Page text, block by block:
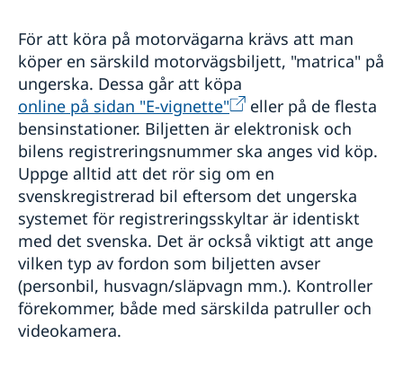
För att köra på motorvägarna krävs att man
köper en särskild motorvägsbiljett, "matrica" på
ungerska. Dessa går att köpa
online på sidan "E-vignette"
eller på de flesta
bensinstationer. Biljetten är elektronisk och
bilens registreringsnummer ska anges vid köp.
Uppge alltid att det rör sig om en
svenskregistrerad bil eftersom det ungerska
systemet för registreringsskyltar är identiskt
med det svenska. Det är också viktigt att ange
vilken typ av fordon som biljetten avser
(personbil, husvagn/släpvagn mm.). Kontroller
förekommer, både med särskilda patruller och
videokamera.